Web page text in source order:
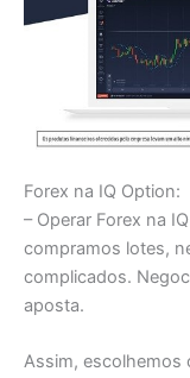
Forex na IQ Option:
– Operar Forex na
compramos lotes,
complicados.
aposta.
Assim, escolhemos